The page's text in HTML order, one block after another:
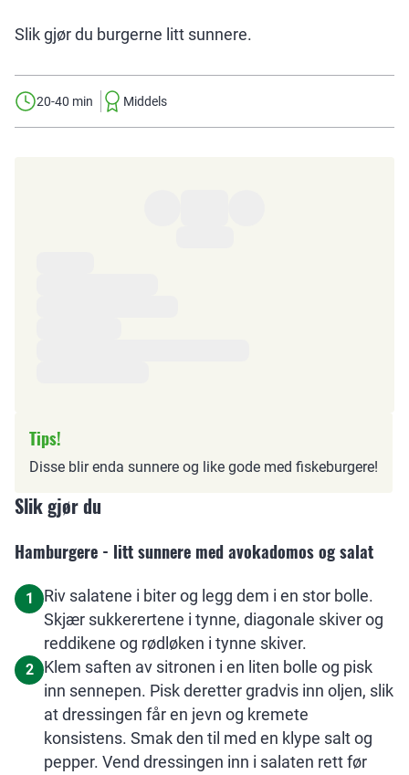
Slik gjør du burgerne litt sunnere.
20-40 min Middels
Tips!
Disse blir enda sunnere og like gode med fiskeburgere!
Slik gjør du
Hamburgere - litt sunnere med avokadomos og salat
1
Riv salatene i biter og legg dem i en stor bolle.
Skjær sukkerertene i tynne, diagonale skiver og
reddikene og rødløken i tynne skiver.
2
Klem saften av sitronen i en liten bolle og pisk
inn sennepen. Pisk deretter gradvis inn oljen, slik
at dressingen får en jevn og kremete
konsistens. Smak den til med en klype salt og
pepper. Vend dressingen inn i salaten rett før